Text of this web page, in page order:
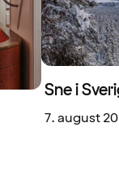
Sne i
7. august